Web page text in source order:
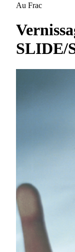
Au Frac
SLIDE/